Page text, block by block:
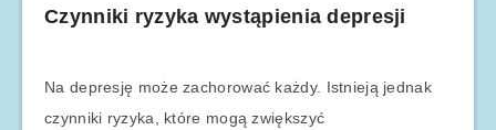
Czynniki ryzyka wystąpienia depresji
Na depresję może zachorować każdy. Istnieją jednak
czynniki ryzyka, które mogą zwiększyć